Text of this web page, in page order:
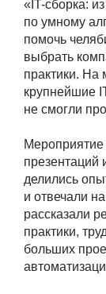
«IT-сборка:
по умному
помочь
выбрать
практики. На
крупнейшие
не смогли
презентаций
делились
и отвечали
рассказали
практики,
больших